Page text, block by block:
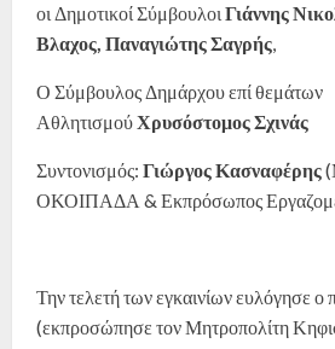
οι Δημοτικοί Σύμβουλοι Γιάννης
Βλαχος, Παναγιώτης Σαγρής,
Ο Σύμβουλος Δημάρχου επί θεμάτων
ΑθλητισμούΧρυσόστομος Σχινάς
Συντονισμός: Γιώργος Κασναφέρης
ΟΚΟΙΠΑΔΑ & Εκπρόσωπος
Την τελετή των εγκαινίων ευλόγησε ο
(εκπροσώπησε τον Μητροπολίτη